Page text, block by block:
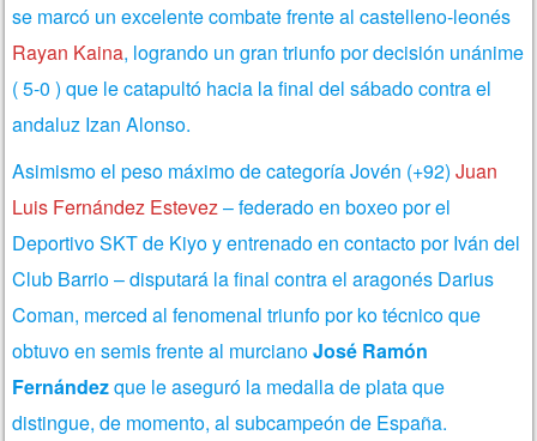
se marcó un excelente combate frente al castelleno-leonés
Rayan Kaina, logrando un gran triunfo por decisión unánime
( 5-0 ) que le catapultó hacia la final del sábado contra el
andaluz Izan Alonso.
Asimismo el peso máximo de categoría Jovén (+92)Juan
Luis Fernández Estevez– federado en boxeo por el
Deportivo SKT de Kiyo y entrenado en contacto por Iván del
Club Barrio – disputará la final contra el aragonés Darius
Coman, merced al fenomenal triunfo por ko técnico que
obtuvo en semis frente al murcianoJosé Ramón
Fernándezque le aseguró la medalla de plata que
distingue, de momento, al subcampeón de España.